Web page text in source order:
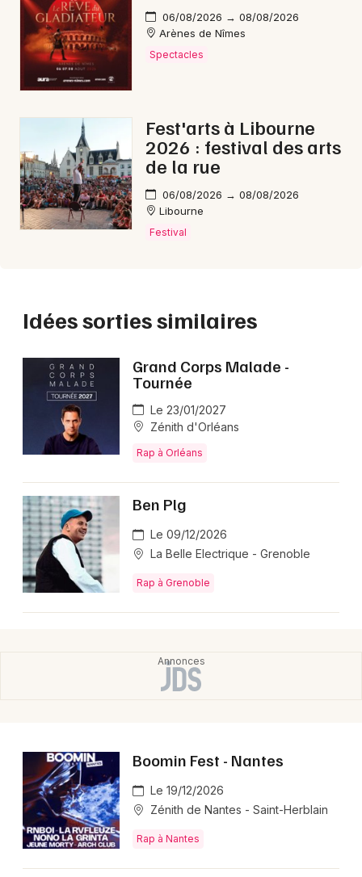
06/08/2026 → 08/08/2026
Arènes de Nîmes
Spectacles
Fest'arts à Libourne
2026 : festival des arts
de la rue
06/08/2026 → 08/08/2026
Libourne
Festival
Idées sorties similaires
Grand Corps Malade -
Tournée
Le 23/01/2027
Zénith d'Orléans
Rap à Orléans
Ben Plg
Le 09/12/2026
La Belle Electrique - Grenoble
Rap à Grenoble
Boomin Fest - Nantes
Le 19/12/2026
Zénith de Nantes - Saint-Herblain
Rap à Nantes